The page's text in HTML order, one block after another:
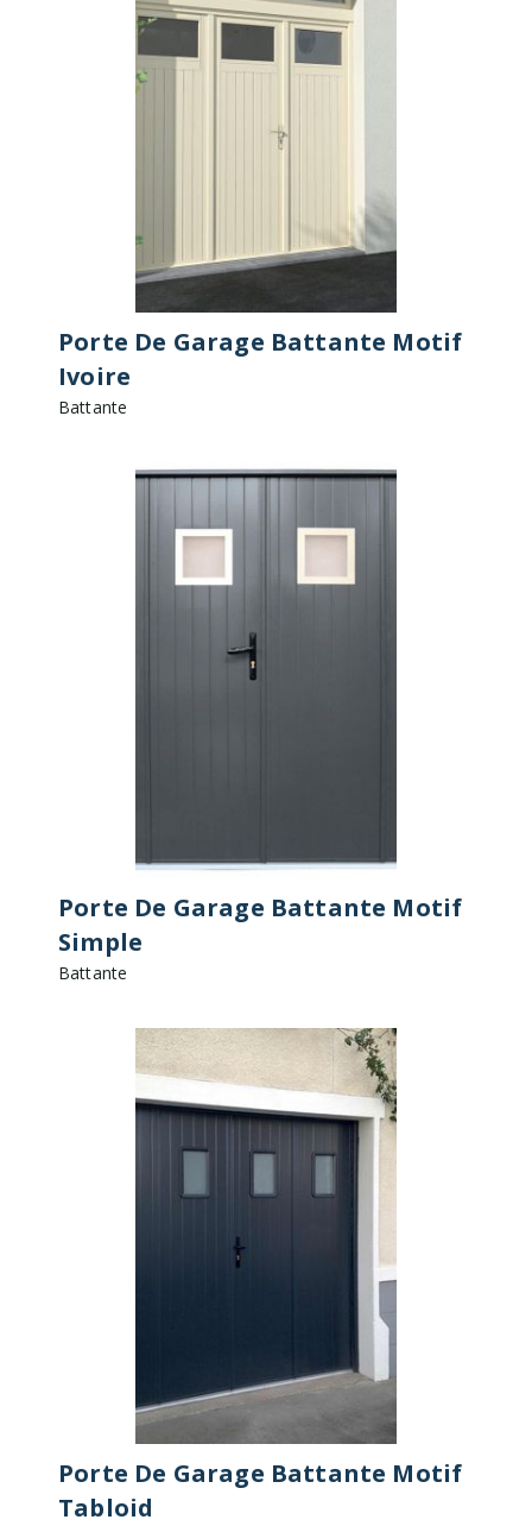
Porte De Garage Battante Motif
Ivoire
Battante
Porte De Garage Battante Motif
Simple
Battante
Porte De Garage Battante Motif
Tabloid